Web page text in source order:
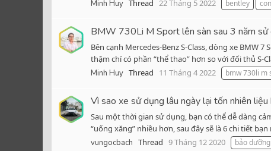
Minh Huy Thread 22 Tháng 5 2022 bentley
BMW 730Li M Sport lên sàn sau 3 năm sử
Bên cạnh Mercedes-Benz S-Class, dòng xe
thậm chí có phần “thể thao” hơn so với đối thủ S-
Minh Huy Thread 11 Tháng 4 2022 bmw 730li m
Vì sao xe sử dụng lâu ngày lại tốn nhiên liệu
Sau một thời gian sử dụng, bạn có thể dễ dàng
“uống xăng” nhiều hơn, sau đây sẽ là 6 chi tiết
vungocbach Thread 9 Tháng 12 2020 bảo dưỡng